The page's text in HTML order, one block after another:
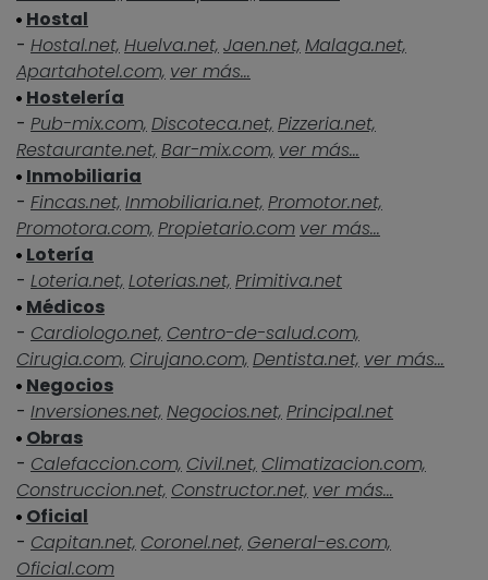
Hostal
- Hostal.net, Huelva.net, Jaen.net, Malaga.net,
Apartahotel.com, ver más...
Hostelería
- Pub-mix.com, Discoteca.net, Pizzeria.net,
Restaurante.net, Bar-mix.com, ver más...
Inmobiliaria
- Fincas.net, Inmobiliaria.net, Promotor.net,
Promotora.com, Propietario.com ver más...
Lotería
- Loteria.net, Loterias.net, Primitiva.net
Médicos
- Cardiologo.net, Centro-de-salud.com,
Cirugia.com, Cirujano.com, Dentista.net, ver más...
Negocios
- Inversiones.net, Negocios.net, Principal.net
Obras
- Calefaccion.com, Civil.net, Climatizacion.com,
Construccion.net, Constructor.net, ver más...
Oficial
- Capitan.net, Coronel.net, General-es.com,
Oficial.com